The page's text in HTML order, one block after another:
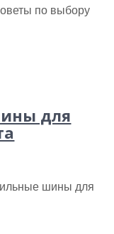
по выбору
для
шины для